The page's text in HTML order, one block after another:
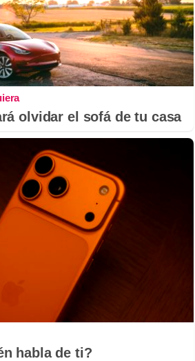
olvidar el sofá de tu casa
habla de ti?